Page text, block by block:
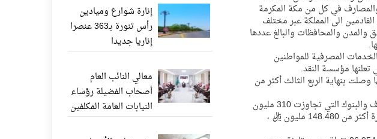
إنارة شوارع وميادين
رأس تنورة بـ363 عنصرا
إناريا جديدا
معالي النائب العام
أصحاب الفضيلة رؤساء
النيابات العامة المكلفين
حديثًا
السعودي الصادرة في نهاية الربع الثالث 2011 فإن البنوك والمصارف في كل من مكة المكرمة
الى المملكة عبر مختلف
والمدن والمحافظات والبالغ عددها
المصرفية للمواطنين
تعلنها مؤسسة النقد.
بنهاية الربع الثالث أكثر من
وكشف التقرير عن بلوغ مجموع العمليات التي تمت من خلال الشبكة السعودية span أو من خلال المصارف والبنوك التي تجاوزت 310 مليون
عملية ، فيما بلغ إجمالي قيمة السحوبات النقدية من البنوك والمصارف والشبكة السعودية خلال نفس الفترة أكثر من 148.480 مليون ريال ،